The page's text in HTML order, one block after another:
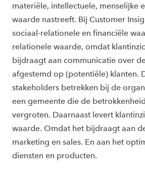
materiële, intellectuele, menselijke
waarde nastreeft. Bij Customer
sociaal -relationel e en financiële
relationele waarde, omdat
bijdraagt aan communicatie over
afgestemd op (potentiële) klanten.
stakeholders betrekken bij de
een gemeente die de
vergroten. Daarnaast levert
waarde. Omdat het bijdraagt aan d
marketing en sales. En aan het
diensten en producten.